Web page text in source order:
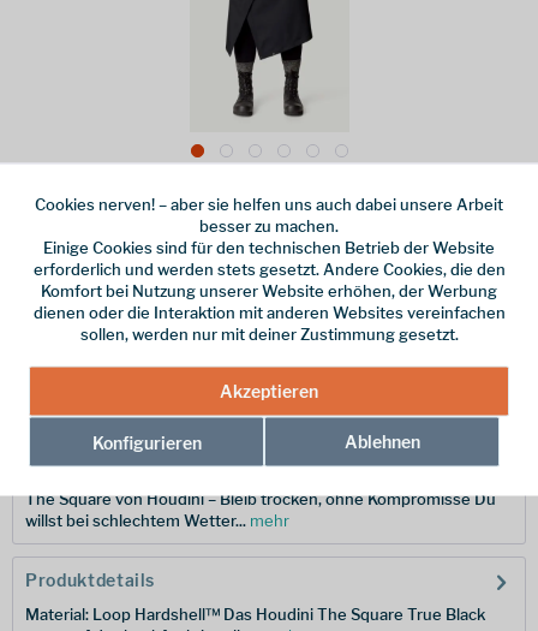
Dieser Artikel steht derzeit nicht zur Verfügung!
230,00 € *
inkl. MwSt./ Versandkostenfrei!
Merken
649944-900-ONE
Beschreibung
The Square von Houdini – Bleib trocken, ohne Kompromisse Du
willst bei schlechtem Wetter... mehr
Produktdetails
Material: Loop Hardshell™ Das Houdini The Square True Black
Cookies nerven! – aber sie helfen uns auch dabei unsere Arbeit
besser zu machen.
Einige Cookies sind für den technischen Betrieb der Website
erforderlich und werden stets gesetzt. Andere Cookies, die den
Komfort bei Nutzung unserer Website erhöhen, der Werbung
dienen oder die Interaktion mit anderen Websites vereinfachen
sollen, werden nur mit deiner Zustimmung gesetzt.
Akzeptieren
Konfigurieren Ablehnen